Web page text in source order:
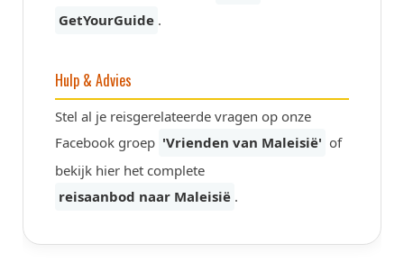
GetYourGuide .
Hulp & Advies
Stel al je reisgerelateerde vragen op onze
Facebook groep 'Vrienden van Maleisië' of
bekijk hier het complete
reisaanbod naar Maleisië .